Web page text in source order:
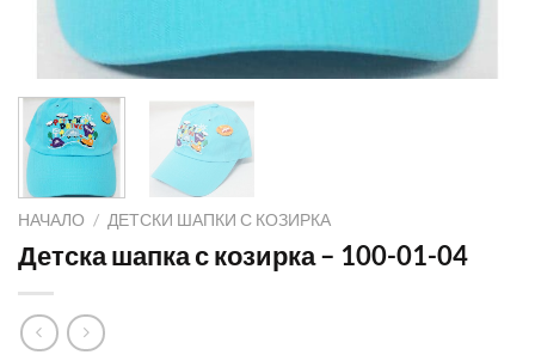
НАЧАЛО / ДЕТСКИ ШАПКИ С КОЗИРКА
Детска шапка с козирка – 100-01-04